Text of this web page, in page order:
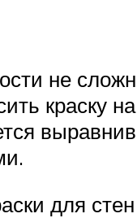
не
краску
для стен